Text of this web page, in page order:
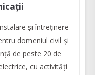
și întreținere
domeniul civil și
de peste 20 de
cu activități